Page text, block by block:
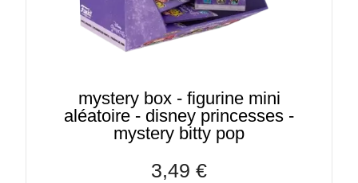
mystery box - figurine mini
aléatoire - disney princesses -
mystery bitty pop
3,49 €